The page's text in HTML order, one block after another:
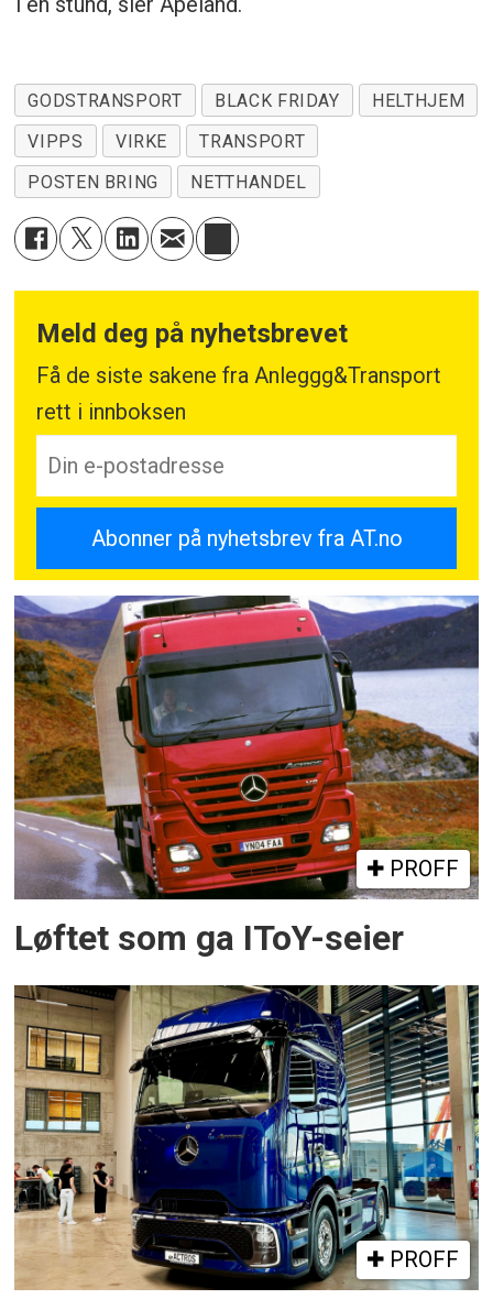
GODSTRANSPORT BLACK FRIDAY
HELTHJEM
VIPPS
VIRKE
TRANSPORT
POSTEN BRING
NETTHANDEL
Meld deg på nyhetsbrevet
Få de siste sakene fra Anleggg&Transport
rett i innboksen
PROFF
Løftet som ga IToY-seier
PROFF